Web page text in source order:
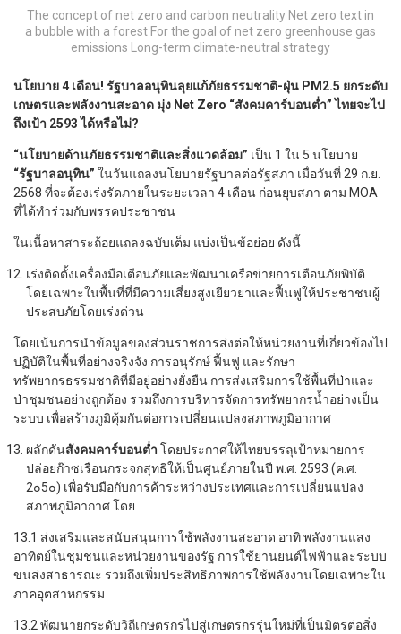
The concept of net zero and carbon neutrality Net zero text in
a bubble with a forest For the goal of net zero greenhouse gas
emissions Long-term climate-neutral strategy
นโยบาย 4 เดือน! รัฐบาลอนุทินลุยแก้ภัยธรรมชาติ-ฝุ่น PM2.5 ยกระดับ
เกษตรและพลังงานสะอาด มุ่ง Net Zero “สังคมคาร์บอนต่ำ” ไทยจะไป
ถึงเป้า 2593 ได้หรือไม่?
“นโยบายด้านภัยธรรมชาติและสิ่งแวดล้อม” เป็น 1 ใน 5 นโยบาย
“รัฐบาลอนุทิน” ในวันแถลงนโยบายรัฐบาลต่อรัฐสภา เมื่อวันที่ 29 ก.ย.
2568 ที่จะต้องเร่งรัดภายในระยะเวลา 4 เดือน ก่อนยุบสภา ตาม MOA
ที่ได้ทำร่วมกับพรรคประชาชน
ในเนื้อหาสาระถ้อยแถลงฉบับเต็ม แบ่งเป็นข้อย่อย ดังนี้
เร่งติดตั้งเครื่องมือเตือนภัยและพัฒนาเครือข่ายการเตือนภัยพิบัติ
โดยเฉพาะในพื้นที่ที่มีความเสี่ยงสูงเยียวยาและฟื้นฟูให้ประชาชนผู้
ประสบภัยโดยเร่งด่วน
โดยเน้นการนำข้อมูลของส่วนราชการส่งต่อให้หน่วยงานที่เกี่ยวข้องไป
ปฏิบัติในพื้นที่อย่างจริงจัง การอนุรักษ์ ฟื้นฟู และรักษา
ทรัพยากรธรรมชาติที่มีอยู่อย่างยั่งยืน การส่งเสริมการใช้พื้นที่ป่าและ
ป่าชุมชนอย่างถูกต้อง รวมถึงการบริหารจัดการทรัพยากรน้ำอย่างเป็น
ระบบ เพื่อสร้างภูมิคุ้มกันต่อการเปลี่ยนแปลงสภาพภูมิอากาศ
ผลักดันสังคมคาร์บอนต่ำ โดยประกาศให้ไทยบรรลุเป้าหมายการ
ปล่อยก๊าซเรือนกระจกสุทธิให้เป็นศูนย์ภายในปี พ.ศ. 2593 (ค.ศ.
2๐5๐) เพื่อรับมือกับการค้าระหว่างประเทศและการเปลี่ยนแปลง
สภาพภูมิอากาศ โดย
13.1 ส่งเสริมและสนับสนุนการใช้พลังงานสะอาด อาทิ พลังงานแสง
อาทิตย์ในชุมชนและหน่วยงานของรัฐ การใช้ยานยนต์ไฟฟ้าและระบบ
ขนส่งสาธารณะ รวมถึงเพิ่มประสิทธิภาพการใช้พลังงานโดยเฉพาะใน
ภาคอุตสาหกรรม
13.2 พัฒนายกระดับวิถีเกษตรกรไปสู่เกษตรกรรุ่นใหม่ที่เป็นมิตรต่อสิ่ง